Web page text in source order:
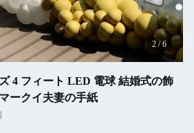
2 /6
4 フィート LED 電球 結婚式の飾
ークイ夫妻の手紙